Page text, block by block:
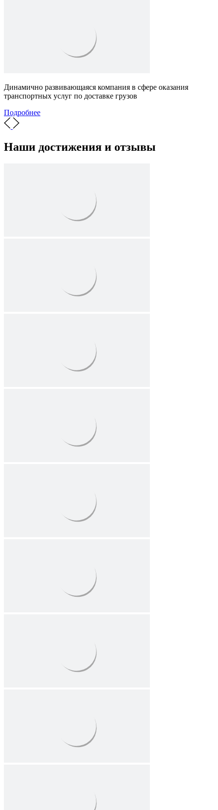
Динамично развивающаяся компания в сфере оказания
транспортных услуг по доставке грузов
Подробнее
Наши достижения и отзывы